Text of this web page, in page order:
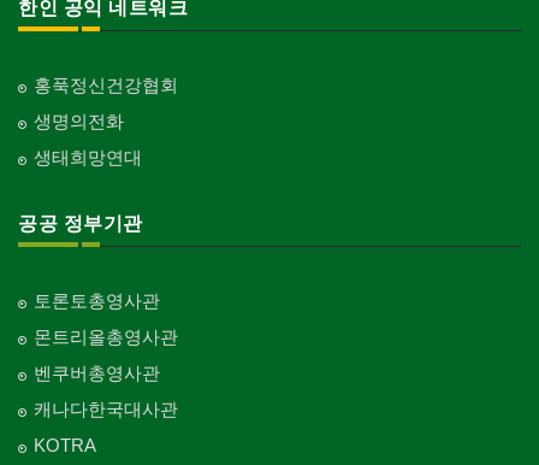
한인 공익 네트워크
홍푹정신건강협회
생명의전화
생태희망연대
공공 정부기관
토론토총영사관
몬트리올총영사관
벤쿠버총영사관
캐나다한국대사관
KOTRA